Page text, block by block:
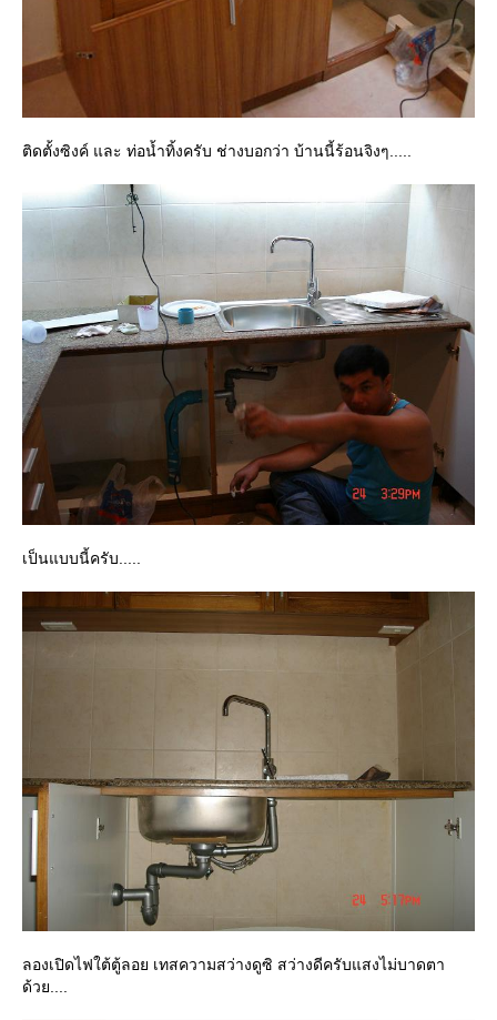
ติดตั้งซิงค์ และ ท่อน้ำทิ้งครับ ช่างบอกว่า บ้านนี้ร้อนจิงๆ.....
เป็นแบบนี้ครับ.....
ลองเปิดไฟใต้ตู้ลอย เทสความสว่างดูซิ สว่างดีครับแสงไม่บาดตา
ด้วย....